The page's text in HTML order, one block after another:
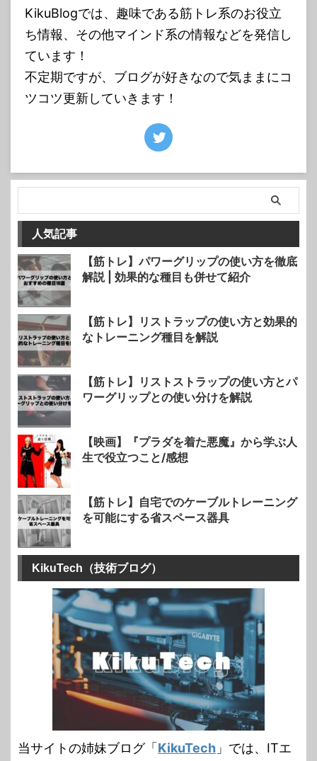
KikuBlogでは、趣味である筋トレ系のお役立
ち情報、その他マインド系の情報などを発信し
ています！
不定期ですが、ブログが好きなので気ままにコ
ツコツ更新していきます！
人気記事
【筋トレ】パワーグリップの使い方を徹底
解説 | 効果的な種目も併せて紹介
【筋トレ】リストラップの使い方と効果的
なトレーニング種目を解説
【筋トレ】リストストラップの使い方とパ
ワーグリップとの使い分けを解説
【映画】『プラダを着た悪魔』から学ぶ人
生で役立つこと/感想
【筋トレ】自宅でのケーブルトレーニング
を可能にする省スペース器具
KikuTech（技術ブログ）
当サイトの姉妹ブログ「 KikuTech 」では、ITエ